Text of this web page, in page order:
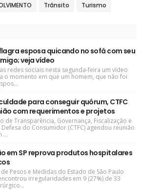
Trânsito Turismo
esposa quicando no sofá com seu
veja vídeo
redes sociais nesta segunda-feira um vídeo
o momento em que um homem, que não foi
para conseguir quórum, CTFC
com requerimentos e projetos
de Transparência, Governança, Fiscalização e
do Consumidor (CTFC) agendou reunião
...
em SP reprova produtos hospitalares
Pesos e Medidas do Estado de São Paulo
irregularidades em 9 (27%) de 33